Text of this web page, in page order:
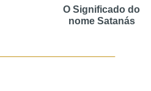
O Significado do
nome Satanás